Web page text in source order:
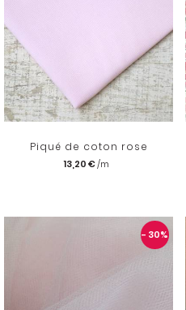
Piqué de coton rose
13,20 €
- 30%